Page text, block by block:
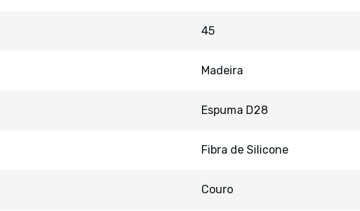
45
Madeira
Espuma D28
Fibra de Silicone
Couro